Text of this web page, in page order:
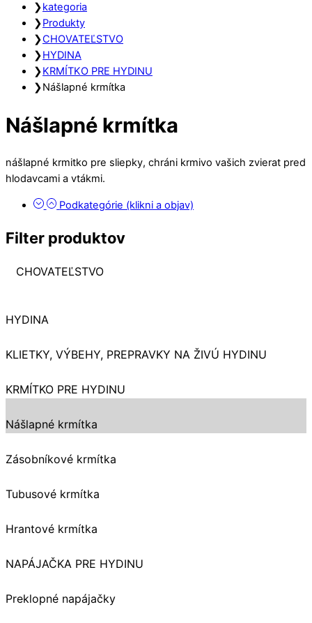
Menu
Cart
❯kategoria
❯Produkty
❯CHOVATEĽSTVO
❯HYDINA
❯KRMÍTKO PRE HYDINU
❯Nášlapné krmítka
Nášlapné krmítka
nášlapné krmitko pre sliepky, chráni krmivo vašich zvierat pred
hlodavcami a vtákmi.
Podkategórie (klikni a objav)
Filter produktov
CHOVATEĽSTVO
HYDINA
KLIETKY, VÝBEHY, PREPRAVKY NA ŽIVÚ HYDINU
KRMÍTKO PRE HYDINU
Nášlapné krmítka
Zásobníkové krmítka
Tubusové krmítka
Hrantové krmítka
NAPÁJAČKA PRE HYDINU
Preklopné napájačky